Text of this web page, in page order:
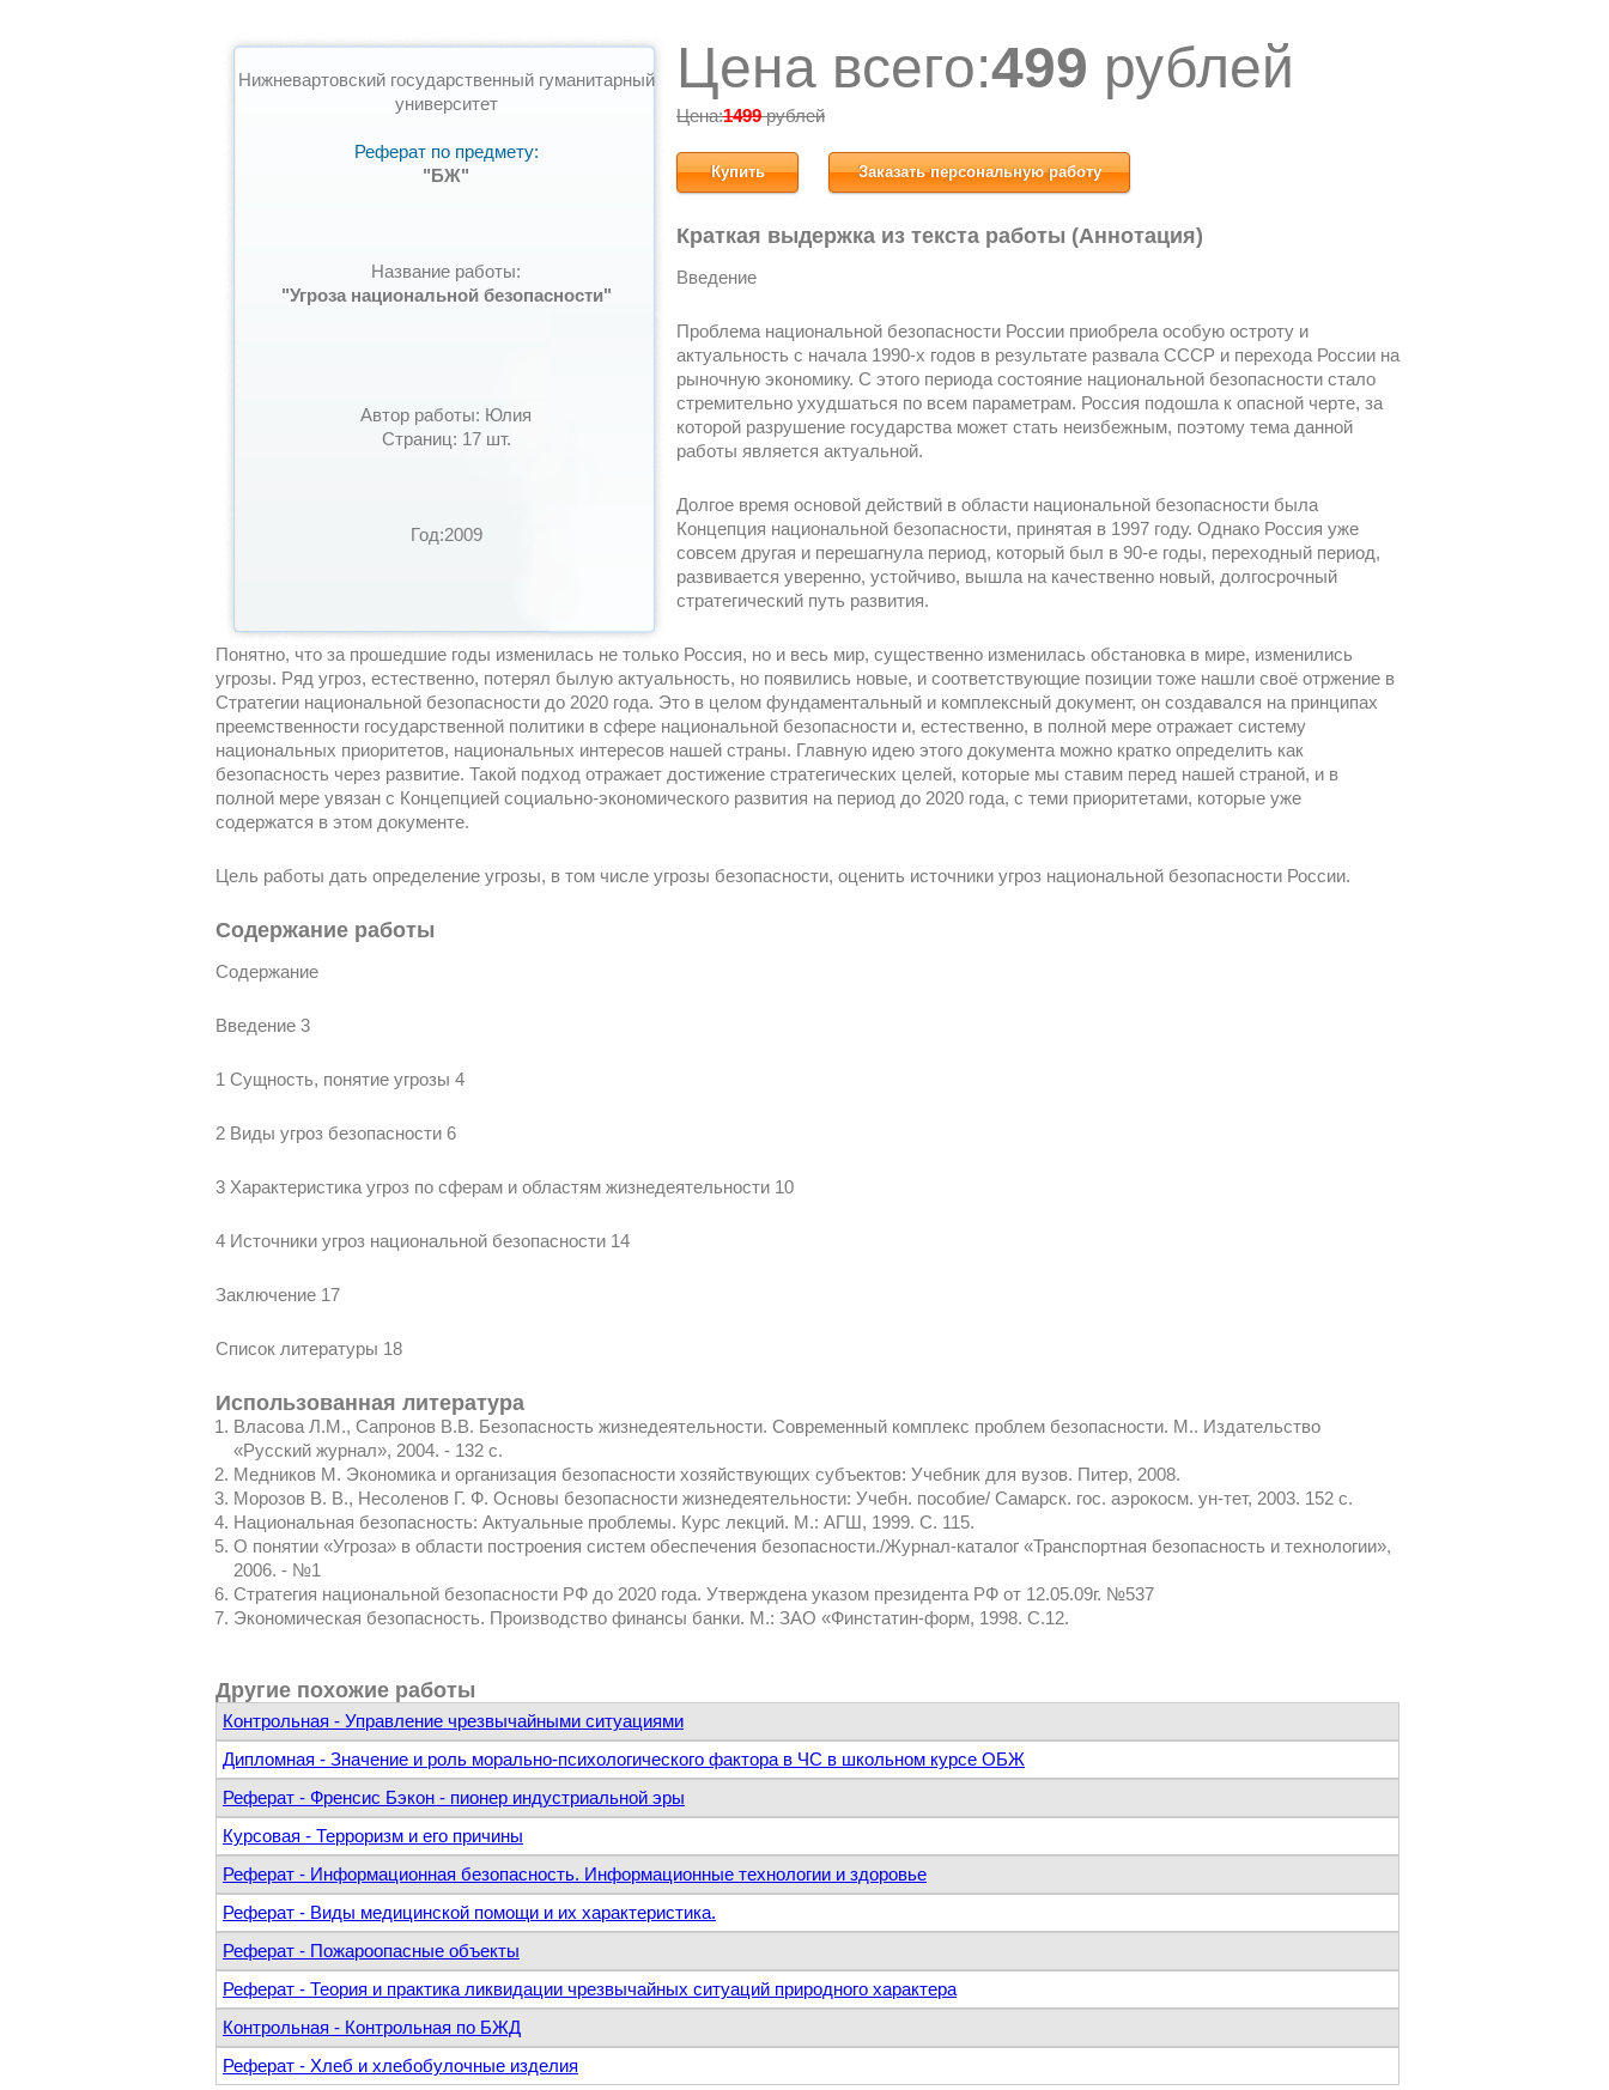
Нижневартовский государственный гуманитарный
университет
Реферат по предмету:
"БЖ"
Название работы:
"Угроза национальной безопасности"
Автор работы: Юлия
Страниц: 17 шт.
Год:2009
Цена всего:499 рублей
Цена:1499рублей
Купить Заказать персональную работу
Краткая выдержка из текста работы (Аннотация)
Введение
Проблема национальной безопасности России приобрела особую остроту и
актуальность с начала 1990-х годов в результате развала СССР и перехода России на
рыночную экономику. С этого периода состояние национальной безопасности стало
стремительно ухудшаться по всем параметрам. Россия подошла к опасной черте, за
которой разрушение государства может стать неизбежным, поэтому тема данной
работы является актуальной.
Долгое время основой действий в области национальной безопасности была
Концепция национальной безопасности, принятая в 1997 году. Однако Россия уже
совсем другая и перешагнула период, который был в 90-е годы, переходный период,
развивается уверенно, устойчиво, вышла на качественно новый, долгосрочный
стратегический путь развития.
Понятно, что за прошедшие годы изменилась не только Россия, но и весь мир, существенно изменилась обстановка в мире, изменились
угрозы. Ряд угроз, естественно, потерял былую актуальность, но появились новые, и соответствующие позиции тоже нашли своё отржение в
Стратегии национальной безопасности до 2020 года. Это в целом фундаментальный и комплексный документ, он создавался на принципах
преемственности государственной политики в сфере национальной безопасности и, естественно, в полной мере отражает систему
национальных приоритетов, национальных интересов нашей страны. Главную идею этого документа можно кратко определить как
безопасность через развитие. Такой подход отражает достижение стратегических целей, которые мы ставим перед нашей страной, и в
полной мере увязан с Концепцией социально-экономического развития на период до 2020 года, с теми приоритетами, которые уже
содержатся в этом документе.
Цель работы дать определение угрозы, в том числе угрозы безопасности, оценить источники угроз национальной безопасности России.
Содержание работы
Содержание
Введение 3
1 Сущность, понятие угрозы 4
2 Виды угроз безопасности 6
3 Характеристика угроз по сферам и областям жизнедеятельности 10
4 Источники угроз национальной безопасности 14
Заключение 17
Список литературы 18
Использованная литература
Власова Л.М., Сапронов В.В. Безопасность жизнедеятельности. Современный комплекс проблем безопасности. М.. Издательство
«Русский журнал», 2004. - 132 с.
Медников М. Экономика и организация безопасности хозяйствующих субъектов: Учебник для вузов. Питер, 2008.
Морозов В. В., Несоленов Г. Ф. Основы безопасности жизнедеятельности: Учебн. пособие/ Самарск. гос. аэрокосм. ун-тет, 2003. 152 с.
Национальная безопасность: Актуальные проблемы. Курс лекций. М.: АГШ, 1999. С. 115.
О понятии «Угроза» в области построения систем обеспечения безопасности./Журнал-каталог «Транспортная безопасность и технологии»,
2006. - №1
Стратегия национальной безопасности РФ до 2020 года. Утверждена указом президента РФ от 12.05.09г. №537
Экономическая безопасность. Производство финансы банки. М.: ЗАО «Финстатин-форм, 1998. С.12.
Другие похожие работы
Контрольная - Управление чрезвычайными ситуациями
Дипломная - Значение и роль морально-психологического фактора в ЧС в школьном курсе ОБЖ
Реферат - Френсис Бэкон - пионер индустриальной эры
Курсовая - Терроризм и его причины
Реферат - Информационная безопасность. Информационные технологии и здоровье
Реферат - Виды медицинской помощи и их характеристика.
Реферат - Пожароопасные объекты
Реферат - Теория и практика ликвидации чрезвычайных ситуаций природного характера
Контрольная - Контрольная по БЖД
Реферат - Хлеб и хлебобулочные изделия